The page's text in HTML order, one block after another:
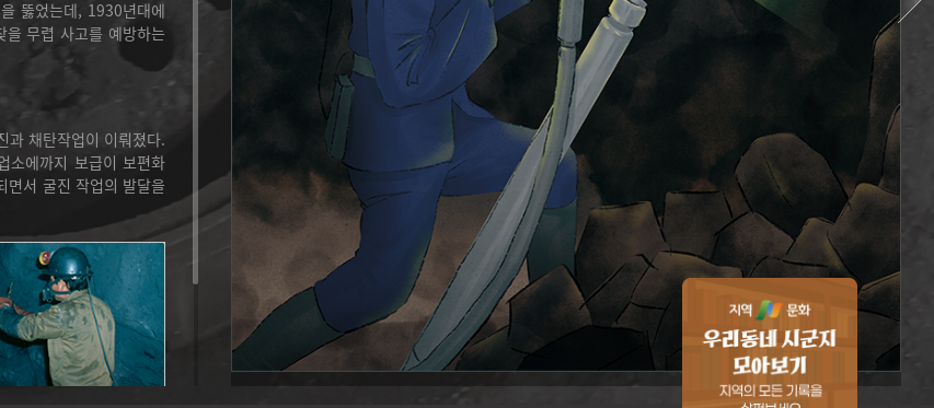
뚫었는데, 1930년대에
무렵 사고를 예방하는
과 채탄작업이 이뤄졌다.
소에까지 보급이 보편화
서 굴진 작업의 발달을